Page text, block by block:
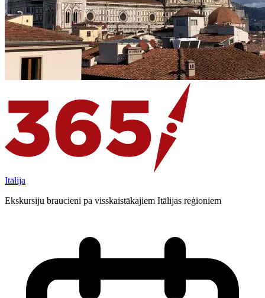
Itālija
Ekskursiju braucieni pa visskaistākajiem Itālijas reģioniem